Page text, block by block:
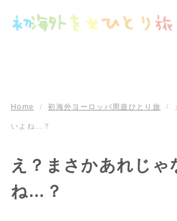
Home / 初海外ヨーロッパ周遊ひとり旅 /
いよね…？
え？まさかあれじゃ
ね…？